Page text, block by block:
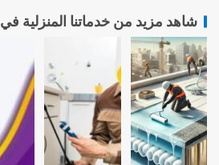
شاهد مزيد من خدماتنا المنزلية